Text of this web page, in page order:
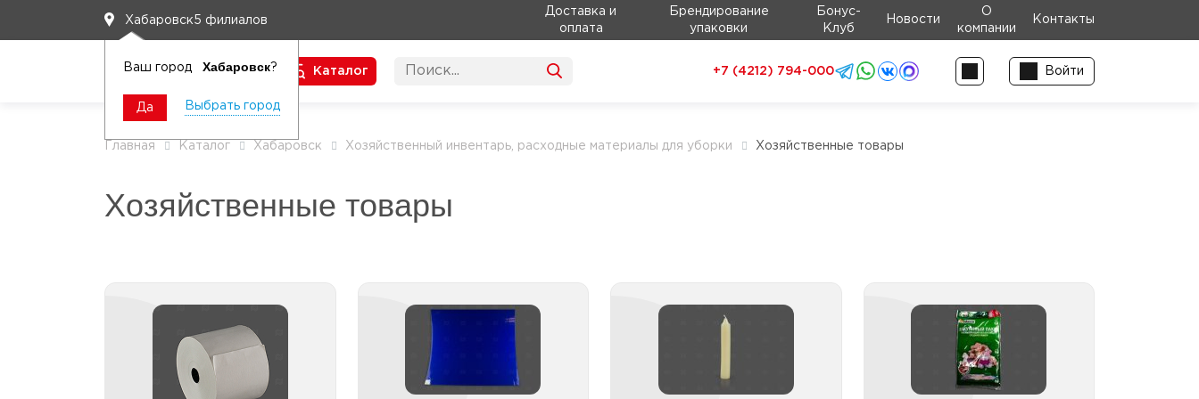
Хабаровск5 филиалов
Ваш город Хабаровск?
Да Выбрать город
Доставка и
оплата
Брендирование
упаковки
Бонус-
Клуб
Новости
О
компании
Контакты
Каталог +7 (4212) 794-000 Войти
Главная Каталог Хабаровск Хозяйственный инвентарь, расходные материалы для уборки Хозяйственные товары
Хозяйственные товары
Товары для касс, весов
и антикражные
принадлежности
Антикражные
Коврики
Коврики дезинфицирующие
Свечи хозяйственные
Товары для хранения
Коробки для хранения
одежды